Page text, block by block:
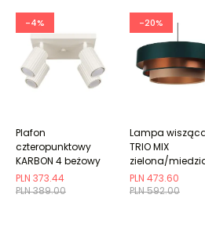
-4%
PLN 389.00
PLN 373.44
Plafon
czteropunktowy
KARBON 4 beżowy
kwadratowy
-20%
PLN 592.00
PLN 473.60
Lampa
TRIO MIX
zielona/